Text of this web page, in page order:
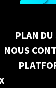
PLAN DU
NOUS